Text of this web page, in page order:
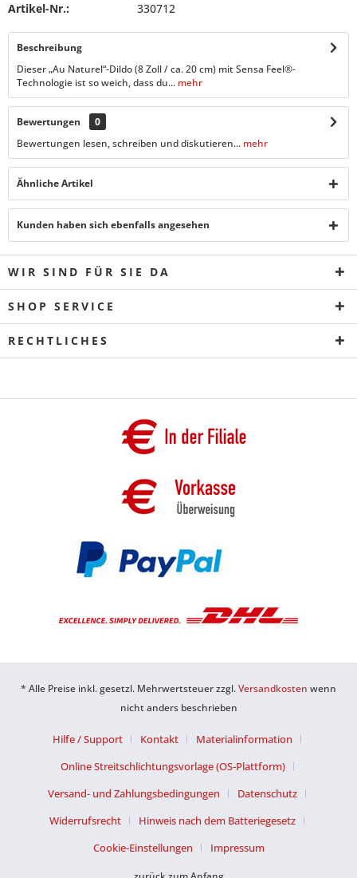
Artikel-Nr.: 330712
Beschreibung
Dieser „Au Naturel“-Dildo (8 Zoll / ca. 20 cm) mit Sensa Feel®-
Technologie ist so weich, dass du... mehr
Bewertungen
0
Bewertungen lesen, schreiben und diskutieren... mehr
Ähnliche Artikel
Kunden haben sich ebenfalls angesehen
WIR SIND FÜR SIE DA
SHOP SERVICE
RECHTLICHES
* Alle Preise inkl. gesetzl. Mehrwertsteuer zzgl.Versandkosten wenn
nicht anders beschrieben
Hilfe / Support Kontakt
Materialinformation
Online Streitschlichtungsvorlage (OS-Plattform)
Versand- und Zahlungsbedingungen
Datenschutz
Widerrufsrecht
Hinweis nach dem Batteriegesetz
Cookie-Einstellungen
Impressum